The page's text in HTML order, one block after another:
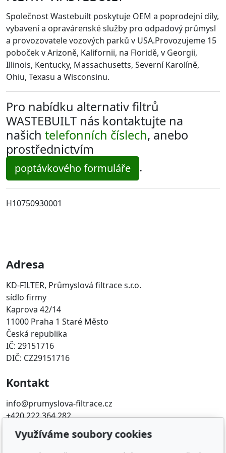
Společnost Wastebuilt poskytuje OEM a poprodejní díly,
vybavení a opravárenské služby pro odpadový průmysl
a provozovatele vozových parků v USA.Provozujeme 15
poboček v Arizoně, Kalifornii, na Floridě, v Georgii,
Illinois, Kentucky, Massachusetts, Severní Karolíně,
Ohiu, Texasu a Wisconsinu.
Pro nabídku alternativ filtrů
WASTEBUILT nás kontaktujte na
našich telefonních číslech, anebo
prostřednictvím
poptávkového formuláře .
H10750930001
Adresa
KD-FILTER, Průmyslová filtrace s.r.o.
sídlo firmy
Kaprova 42/14
11000 Praha 1 Staré Město
Česká republika
IČ: 29151716
DIČ: CZ29151716
Kontakt
info@prumyslova-filtrace.cz
+420 222 364 282
Oblíbené odkazy
Využíváme soubory cookies